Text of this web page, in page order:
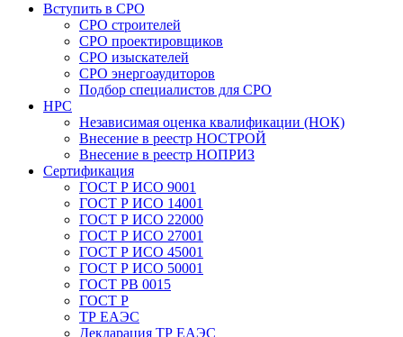
Вступить в СРО
СРО строителей
СРО проектировщиков
СРО изыскателей
СРО энергоаудиторов
Подбор специалистов для СРО
НРС
Независимая оценка квалификации (НОК)
Внесение в реестр НОСТРОЙ
Внесение в реестр НОПРИЗ
Сертификация
ГОСТ Р ИСО 9001
ГОСТ Р ИСО 14001
ГОСТ Р ИСО 22000
ГОСТ Р ИСО 27001
ГОСТ Р ИСО 45001
ГОСТ Р ИСО 50001
ГОСТ РВ 0015
ГОСТ Р
ТР ЕАЭС
Декларация ТР ЕАЭС